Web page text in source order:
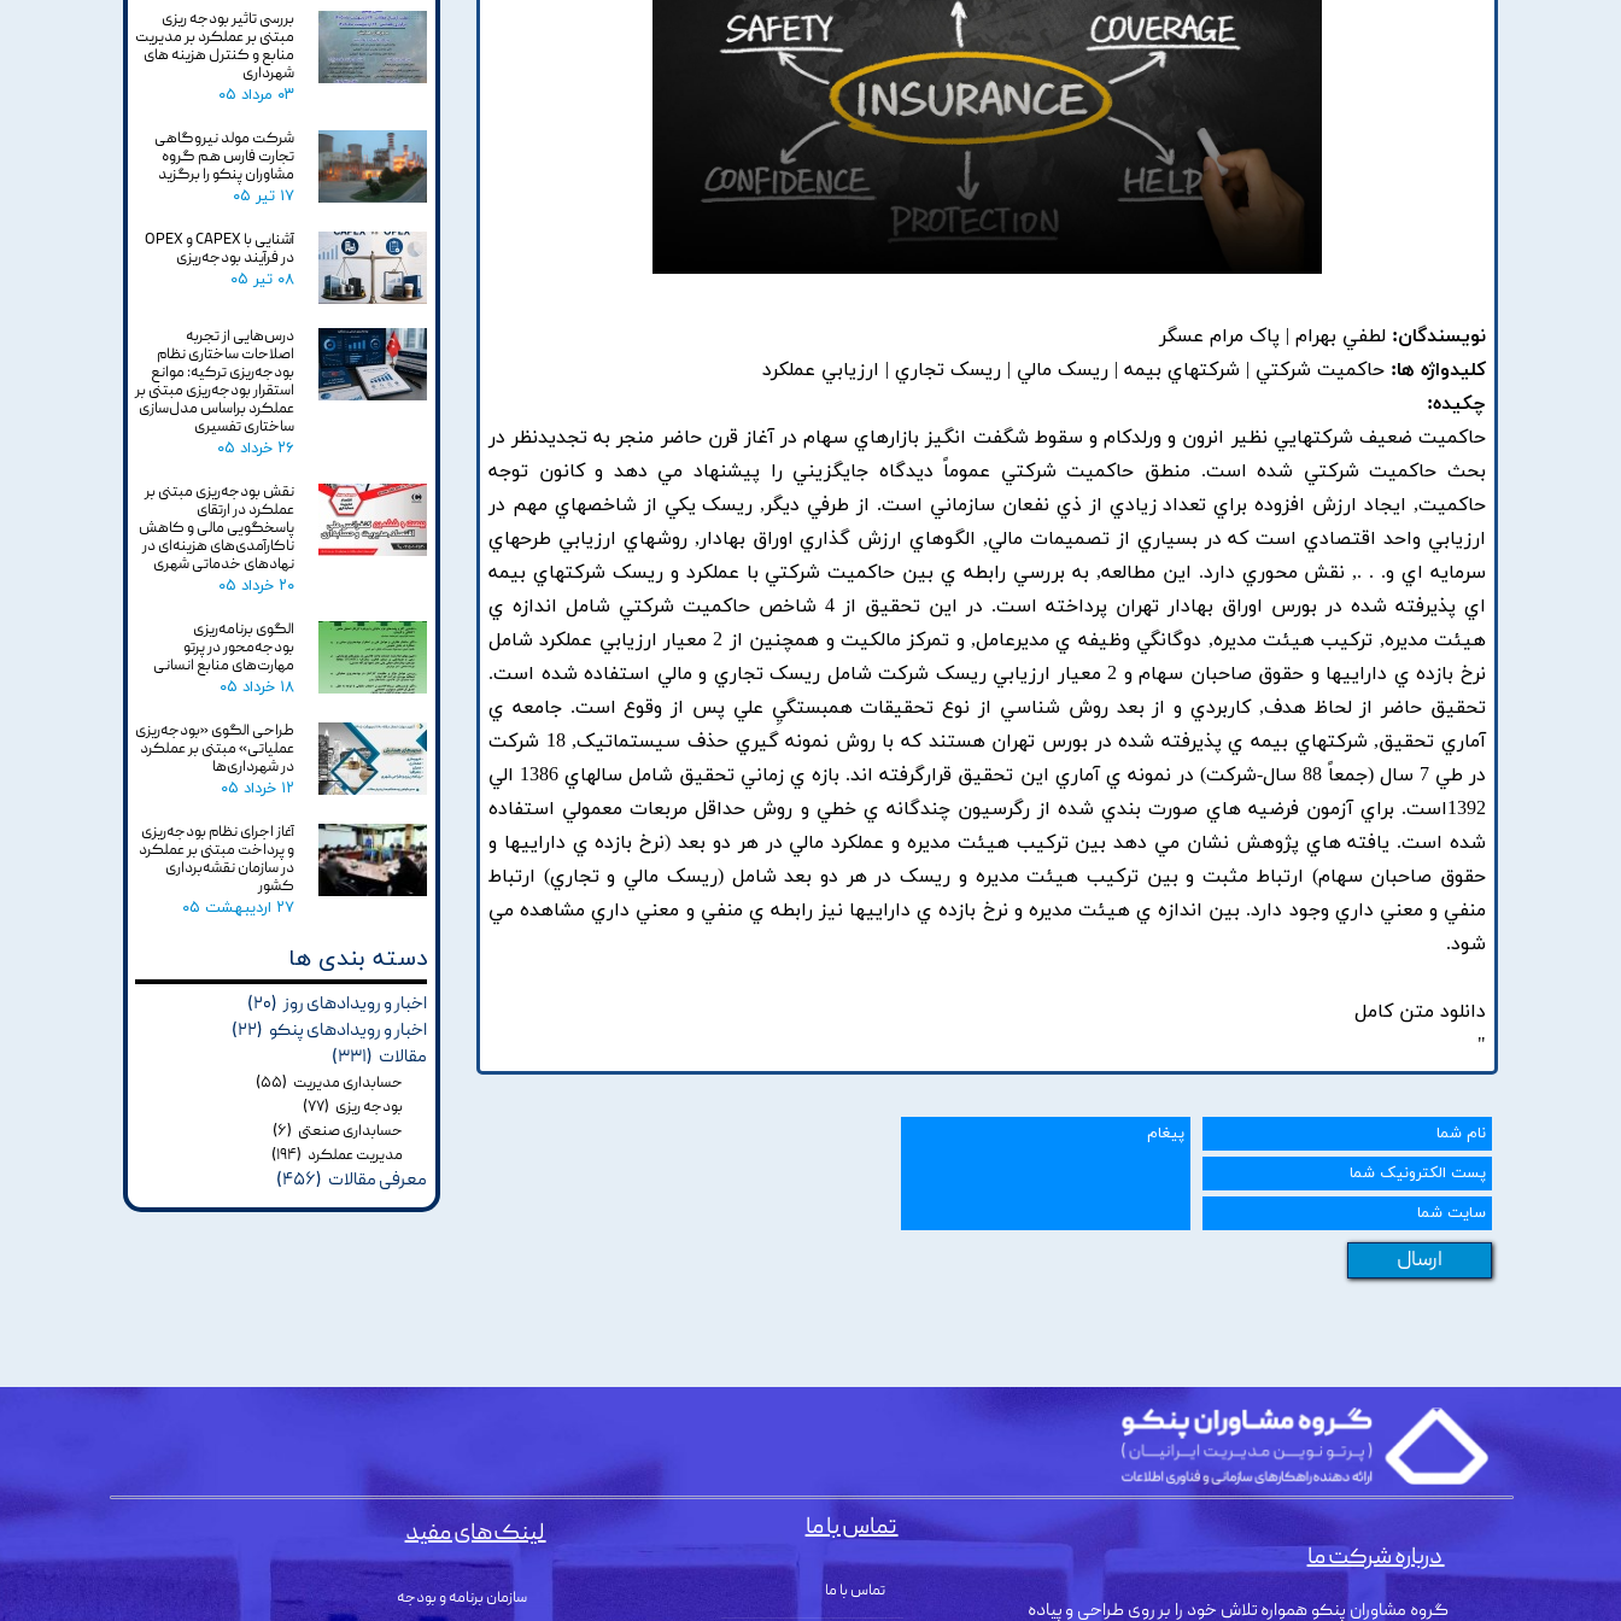
نویسندگان: لطفي بهرام | پاک مرام عسگر
کلیدواژه ها: حاکميت شرکتي | شرکتهاي بيمه | ريسک مالي | ريسک تجاري | ارزيابي عملکرد
چکیده:
حاکميت ضعيف شرکتهايي نظير انرون و ورلدکام و سقوط شگفت انگيز بازارهاي سهام در آغاز قرن حاضر منجر به تجديدنظر در
بحث حاکميت شرکتي شده است. منطق حاکميت شرکتي عموماً ديدگاه جايگزيني را پيشنهاد مي دهد و کانون توجه
حاکميت, ايجاد ارزش افزوده براي تعداد زيادي از ذي نفعان سازماني است. از طرفي ديگر, ريسک يکي از شاخصهاي مهم در
ارزيابي واحد اقتصادي است که در بسياري از تصميمات مالي, الگوهاي ارزش گذاري اوراق بهادار, روشهاي ارزيابي طرحهاي
سرمايه اي و. . ., نقش محوري دارد. اين مطالعه, به بررسي رابطه ي بين حاکميت شرکتي با عملکرد و ريسک شرکتهاي بيمه
اي پذيرفته شده در بورس اوراق بهادار تهران پرداخته است. در اين تحقيق از 4 شاخص حاکميت شرکتي شامل اندازه ي
هيئت مديره, ترکيب هيئت مديره, دوگانگي وظيفه ي مديرعامل, و تمرکز مالکيت و همچنين از 2 معيار ارزيابي عملکرد شامل
نرخ بازده ي داراييها و حقوق صاحبان سهام و 2 معيار ارزيابي ريسک شرکت شامل ريسک تجاري و مالي استفاده شده است.
تحقيق حاضر از لحاظ هدف, کاربردي و از بعد روش شناسي از نوع تحقيقات همبستگيِ علي پس از وقوع است. جامعه ي
آماري تحقيق, شرکتهاي بيمه ي پذيرفته شده در بورس تهران هستند که با روش نمونه گيري حذف سيستماتيک, 18 شرکت
در طي 7 سال (جمعاً 88 سال-شرکت) در نمونه ي آماري اين تحقيق قرارگرفته اند. بازه ي زماني تحقيق شامل سالهاي 1386 الي
1392است. براي آزمون فرضيه هاي صورت بندي شده از رگرسيون چندگانه ي خطي و روش حداقل مربعات معمولي استفاده
شده است. يافته هاي پژوهش نشان مي دهد بين ترکيب هيئت مديره و عملکرد مالي در هر دو بعد (نرخ بازده ي داراييها و
حقوق صاحبان سهام) ارتباط مثبت و بين ترکيب هيئت مديره و ريسک در هر دو بعد شامل (ريسک مالي و تجاري) ارتباط
منفي و معني داري وجود دارد. بين اندازه ي هيئت مديره و نرخ بازده ي داراييها نيز رابطه ي منفي و معني داري مشاهده مي
شود.
دانلود متن کامل
"
ارسال
بررسی تاثیر بودجه ریزی
مبتنی بر عملکرد بر مدیریت
منابع و کنترل هزینه های
شهرداری
۰۳ مرداد ۰۵
شرکت مولد نیروگاهی
تجارت فارس هم گروه
مشاوران پنکو را برگزید
۱۷ تیر ۰۵
آشنایی با CAPEX و OPEX
در فرآیند بودجه‌ریزی
۰۸ تیر ۰۵
درس‌هایی از تجربه
اصلاحات ساختاری نظام
بودجه‌ریزی ترکیه: موانع
استقرار بودجه‌ریزی مبتنی بر
عملکرد براساس مدل‌سازی
ساختاری تفسیری
۲۶ خرداد ۰۵
نقش بودجه‌ریزی مبتنی بر
عملکرد در ارتقای
پاسخگویی مالی و کاهش
ناکارآمدی‌های هزینه‌ای در
نهادهای خدماتی شهری
۲۰ خرداد ۰۵
الگوی برنامه‌ریزی
بودجه‌محور در پرتو
مهارت‌های منابع انسانی
۱۸ خرداد ۰۵
طراحی الگوی «بودجه‌ریزی
عملیاتی» مبتنی بر عملکرد
در شهرداری‌ها
۱۲ خرداد ۰۵
آغاز اجرای نظام بودجه‌ریزی
و پرداخت مبتنی بر عملکرد
در سازمان نقشه‌برداری
کشور
۲۷ اردیبهشت ۰۵
دسته بندی ها
اخبار و رویدادهای روز (۲۰)
اخبار و رویدادهای پنکو (۲۲)
مقالات (۳۳۱)
حسابداری مدیریت (۵۵)
بودجه ریزی (۷۷)
حسابداری صنعتی (۶)
مدیریت عملکرد (۱۹۴)
معرفی مقالات (۴۵۶)
لینک‌های مفید
سازمان برنامه و بودجه تماس با ما
تماس با ما
گروه مشاوران پنکو همواره تلاش خود را بر روی طراحی و پیاده
درباره شرکت ما